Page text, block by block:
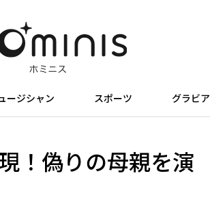
ージシャン スポーツ グラビア
！偽りの母親を演